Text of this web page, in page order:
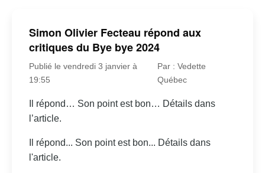
Simon Olivier Fecteau répond aux
critiques du Bye bye 2024
Publié le vendredi 3 janvier à
19:55
Par : Vedette
Québec
Il répond… Son point est bon… Détails dans
l’article.
Il répond... Son point est bon... Détails dans
l'article.